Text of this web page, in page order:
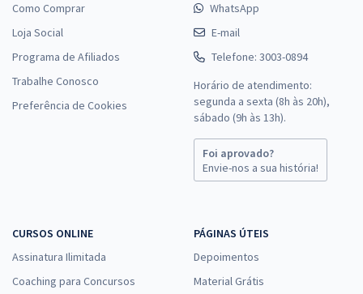
Como Comprar
Loja Social
Programa de Afiliados
Trabalhe Conosco
Preferência de Cookies
WhatsApp
E-mail
Telefone: 3003-0894
Horário de atendimento:
segunda a sexta (8h às 20h),
sábado (9h às 13h).
Foi aprovado?
Envie-nos a sua história!
CURSOS ONLINE
Assinatura Ilimitada
Coaching para Concursos
PÁGINAS ÚTEIS
Depoimentos
Material Grátis